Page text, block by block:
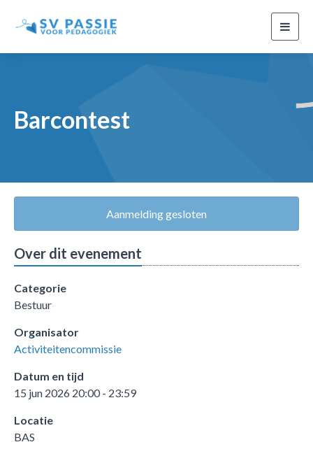
Barcontest
Aanmelding gesloten
Over dit evenement
Categorie
Bestuur
Organisator
Activiteitencommissie
Datum en tijd
15 jun 2026 20:00 - 23:59
Locatie
BAS